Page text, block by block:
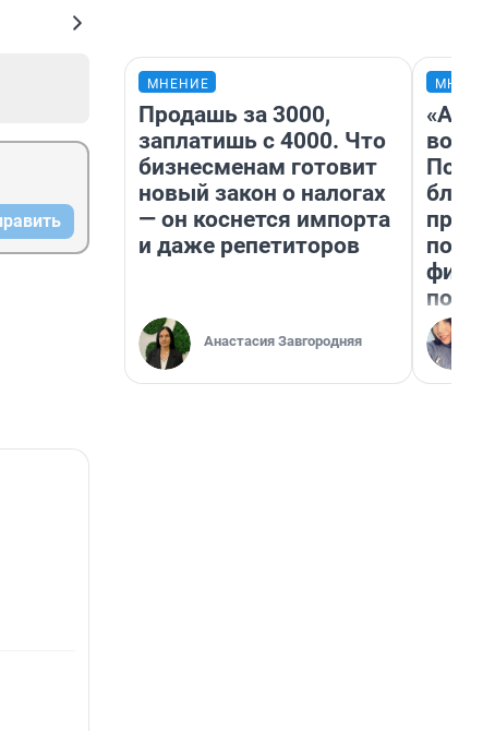
МНЕНИЕ
Продашь за 3000,
заплатишь с 4000. Что
бизнесменам готовит
новый закон о налогах
— он коснется импорта
и даже репетиторов
Анастасия Завгородняя
вот